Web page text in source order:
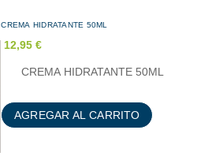
CREMA HIDRATANTE 50ML
12,95 €
CREMA HIDRATANTE 50ML
AGREGAR AL CARRITO